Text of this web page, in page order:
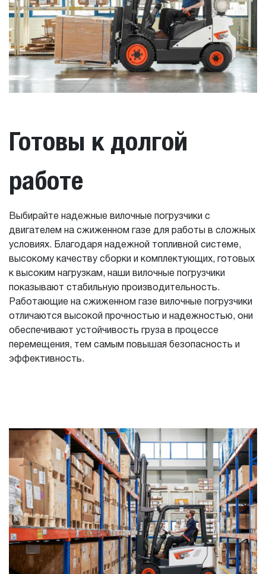
Готовы к долгой
работе
Выбирайте надежные вилочные погрузчики с
двигателем на сжиженном газе для работы в сложных
условиях. Благодаря надежной топливной системе,
высокому качеству сборки и комплектующих, готовых
к высоким нагрузкам, наши вилочные погрузчики
показывают стабильную производительность.
Работающие на сжиженном газе вилочные погрузчики
отличаются высокой прочностью и надежностью, они
обеспечивают устойчивость груза в процессе
перемещения, тем самым повышая безопасность и
эффективность.